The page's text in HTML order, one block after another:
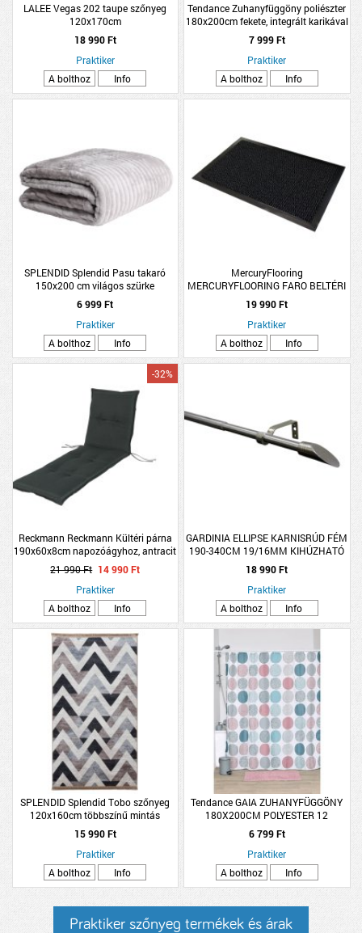
LALEE Vegas 202 taupe szőnyeg
120x170cm
18 990 Ft
Praktiker
A bolthoz
Info
Tendance Zuhanyfüggöny poliészter
180x200cm fekete, integrált karikával
7 999 Ft
Praktiker
A bolthoz
Info
SPLENDID Splendid Pasu takaró
150x200 cm világos szürke
6 999 Ft
Praktiker
A bolthoz
Info
MercuryFlooring
MERCURYFLOORING FARO BELTÉRI
SZENNYFOGÓ LÁBTÖRLŐ
120X180CM ANTRACIT
19 990 Ft
Praktiker
A bolthoz
Info
Reckmann Reckmann Kültéri párna
190x60x8cm napozóágyhoz, antracit
-32%
21 990 Ft 14 990 Ft
Praktiker
A bolthoz
Info
GARDINIA ELLIPSE KARNISRÚD FÉM
190-340CM 19/16MM KIHÚZHATÓ
18 990 Ft
Praktiker
A bolthoz
Info
SPLENDID Splendid Tobo szőnyeg
120x160cm többszínű mintás
15 990 Ft
Praktiker
A bolthoz
Info
Tendance GAIA ZUHANYFÜGGÖNY
180X200CM POLYESTER 12
KARIKÁVAL
6 799 Ft
Praktiker
A bolthoz
Info
Praktiker szőnyeg termékek és árak